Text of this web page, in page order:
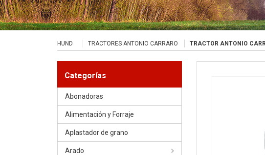
HUND TRACTORES ANTONIO CARRARO TRACTOR ANTONIO
Categorías
Abonadoras
Alimentación y Forraje
Aplastador de grano
Arado